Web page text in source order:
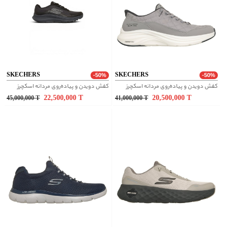
SKECHERS -50%
کفش دویدن و پیاده‌روی مردانه اسکچرز
45,000,000 T 22,500,000
SKECHERS -50%
کفش دویدن و پیاده‌روی مردانه اسکچرز
41,000,000 T 20,500,000